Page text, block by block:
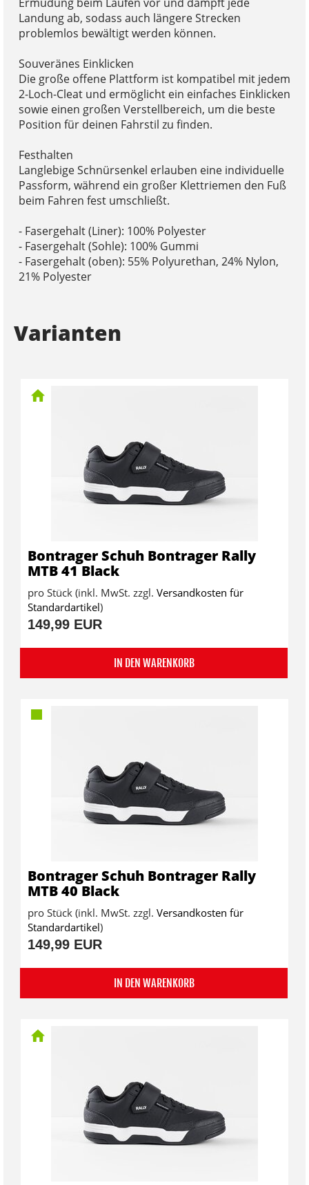
Landung ab, sodass auch längere Strecken
problemlos bewältigt werden können.
Souveränes Einklicken
Die große offene Plattform ist kompatibel mit jedem
2-Loch-Cleat und ermöglicht ein einfaches Einklicken
sowie einen großen Verstellbereich, um die beste
Position für deinen Fahrstil zu finden.
Festhalten
Langlebige Schnürsenkel erlauben eine individuelle
Passform, während ein großer Klettriemen den Fuß
beim Fahren fest umschließt.
- Fasergehalt (Liner): 100% Polyester
- Fasergehalt (Sohle): 100% Gummi
- Fasergehalt (oben): 55% Polyurethan, 24% Nylon,
21% Polyester
Varianten
Bontrager Schuh Bontrager Rally
MTB 41 Black
pro Stück (inkl. MwSt. zzgl. Versandkosten für
Standardartikel)
149,99 EUR
IN DEN WARENKORB
Bontrager Schuh Bontrager Rally
MTB 40 Black
pro Stück (inkl. MwSt. zzgl. Versandkosten für
Standardartikel)
149,99 EUR
IN DEN WARENKORB